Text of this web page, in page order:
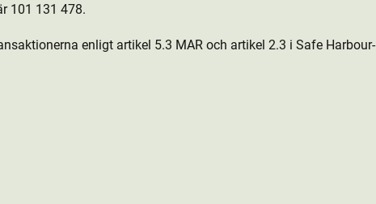
101 131 478.
enligt artikel 5.3 MAR och artikel 2.3 i Safe Harbour-